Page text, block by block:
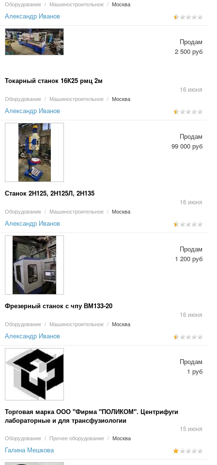
Оборудование / Машиностроительное / Москва
Александр Иванов
Токарный станок 16К25 рмц 2м
16 июня
Оборудование / Машиностроительное / Москва
Продам
2 500 руб
Александр Иванов
Станок 2Н125, 2Н125Л, 2Н135
16 июня
Оборудование / Машиностроительное / Москва
Продам
99 000 руб
Александр Иванов
Фрезерный станок с чпу ВМ133-20
16 июня
Оборудование / Машиностроительное / Москва
Продам
1 200 руб
Александр Иванов
Торговая марка ООО "Фирма "ПОЛИКОМ". Центрифуги
лабораторные и для трансфузиологии
15 июня
Оборудование / Прочее оборудование / Москва
Продам
1 руб
Галина Мешкова